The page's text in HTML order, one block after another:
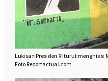
Lukisan Presiden RI turut
Foto Reportactual.com